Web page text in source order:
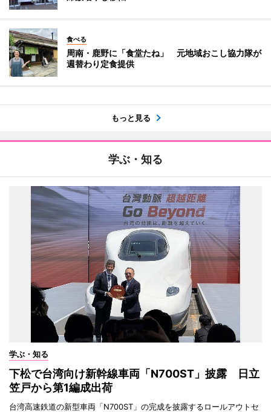
食べる
周南・鹿野に「食堂たね」 元地域おこし協力隊が
週替わり定食提供
もっと見る
学ぶ・知る
学ぶ・知る
下松で台湾向け新幹線車両「N700ST」披露 日立
笠戸から第1編成出荷
台湾高速鉄道の新型車両「N700ST」の完成を披露するロールアウトセ